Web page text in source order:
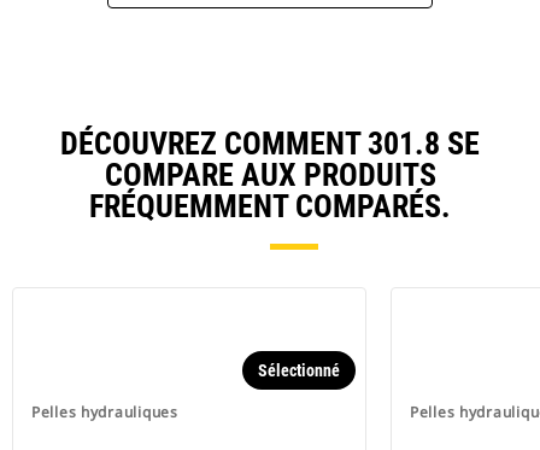
DÉCOUVREZ COMMENT 301.8 SE
COMPARE AUX PRODUITS
FRÉQUEMMENT COMPARÉS.
Pelles hydrauliques
Sélectionné
Pelles